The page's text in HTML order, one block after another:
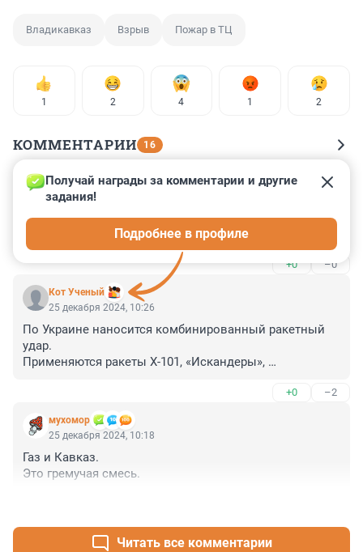
Владикавказ Взрыв Пожар в ТЦ
1 2 4 1 2
КОММЕНТАРИИ 16
Гость
25 декабря 2024, 10:58
"..мы про взрывы, про пожары сочиняли ноту
+0 –0
Кот Ученый
Получай награды за комментарии и другие
задания!
Подробнее в профиле
25 декабря 2024, 10:26
По Украине наносится комбинированный ракетный
удар.
Применяются ракеты Х-101, «Искандеры»,
Основная часть целей поражена в Днепропетровске и
+0 –2
мухомор
25 декабря 2024, 10:18
Газ и Кавказ.
Это гремучая смесь.
Читать все комментарии